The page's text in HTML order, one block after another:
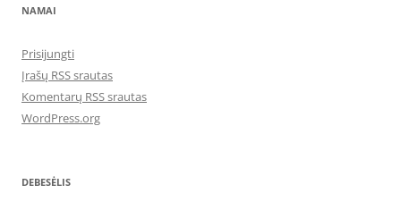
NAMAI
Prisijungti
Įrašų RSS srautas
Komentarų RSS srautas
WordPress.org
DEBESĖLIS